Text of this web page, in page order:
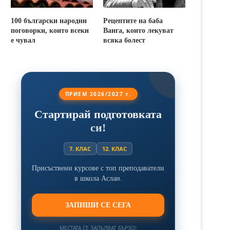
100 български народни
поговорки, които всеки
е чувал
Рецептите на баба
Ванга, които лекуват
всяка болест
ПРИЕМ 2026/2027 г.
Стартирай подготовката
си!
7. КЛАС 12. КЛАС
Присъствени курсове с топ преподаватели
в школа Аслан.
ЗАПИШИ СЕ СЕГА
МЕСТАТА СЕ ЗАПЪЛВАТ БЪРЗО!